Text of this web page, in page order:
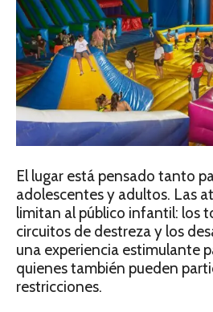
El lugar está pensado tanto
adolescentes y adultos. Las
limitan al público infantil: los
circuitos de destreza y los
una experiencia estimulante
quienes también pueden
restricciones.